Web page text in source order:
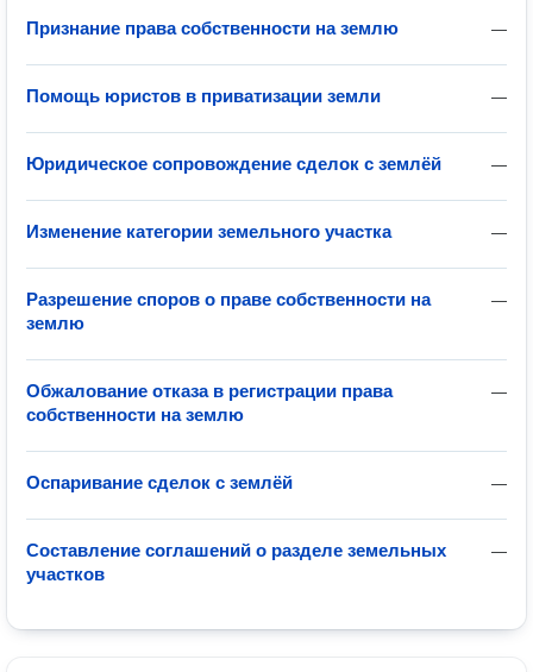
—
Признание права собственности на землю
—
Помощь юристов в приватизации земли
—
Юридическое сопровождение сделок с землёй
—
Изменение категории земельного участка
—
Разрешение споров о праве собственности на
землю
—
Обжалование отказа в регистрации права
собственности на землю
—
Оспаривание сделок с землёй
—
Составление соглашений о разделе земельных
участков